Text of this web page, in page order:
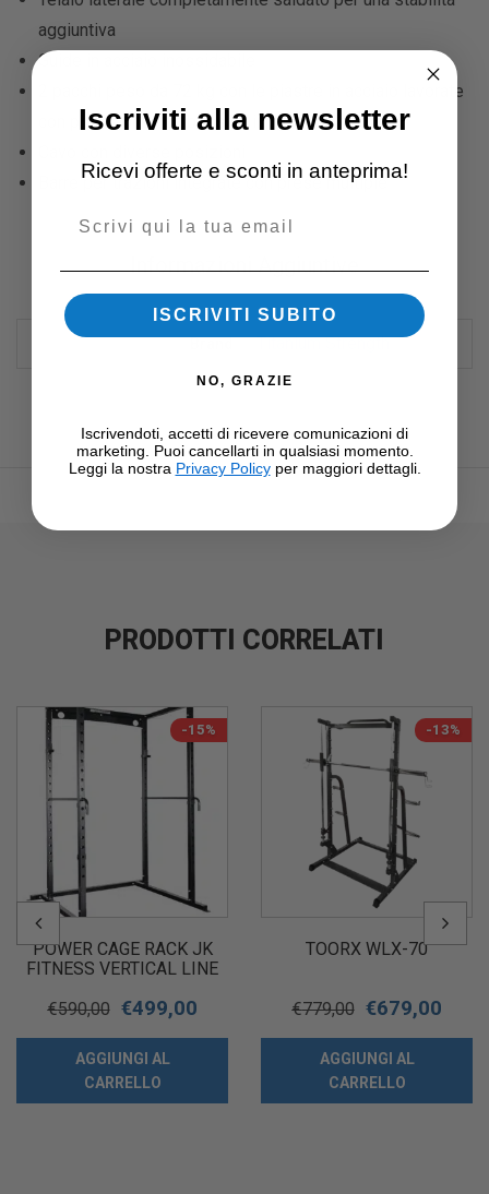
aggiuntiva
Guide in acciaio inossidabile
2 pacchi peso da 72 kg con le piastre in acciaio lavorate
con precisione con bussola in nylon
Barre per trazioni integrate con prese multiple
Informazioni Aggiuntive
Titanium Strength
PRODOTTI CORRELATI
-15%
POWER CAGE RACK JK
FITNESS VERTICAL LINE
€590,00 €499,00
AGGIUNGI AL
CARRELLO
-13%
TOORX WLX-70
€779,00 €679,00
AGGIUNGI AL
CARRELLO
Iscriviti alla newsletter
Ricevi offerte e sconti in anteprima!
ISCRIVITI SUBITO
NO, GRAZIE
Iscrivendoti, accetti di ricevere comunicazioni di
marketing. Puoi cancellarti in qualsiasi momento.
Leggi la nostra Privacy Policyper maggiori dettagli.